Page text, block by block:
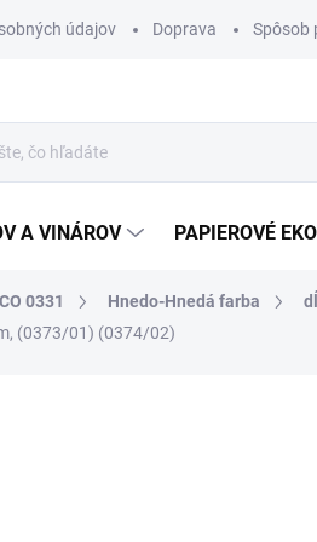
údajov Doprava Spôsob
A VINÁROV PAPIEROVÉ
0331 Hnedo-Hnedá farba
(0373/01) (0374/02)